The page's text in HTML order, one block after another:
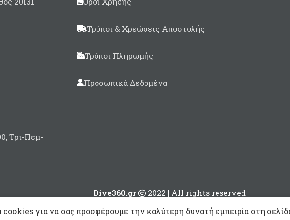
Τρι-Πεμ-
Τρόποι & Χρεώσεις Αποστολής
Τρόποι Πληρωμής
Προσωπικά Δεδομένα
Dive360.gr
2022 | All rights reserved
για να σας προσφέρουμε την καλύτερη δυνατή εμπειρία στη